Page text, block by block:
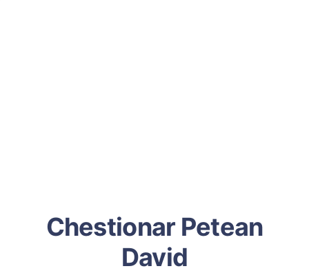
Chestionar Petean
David